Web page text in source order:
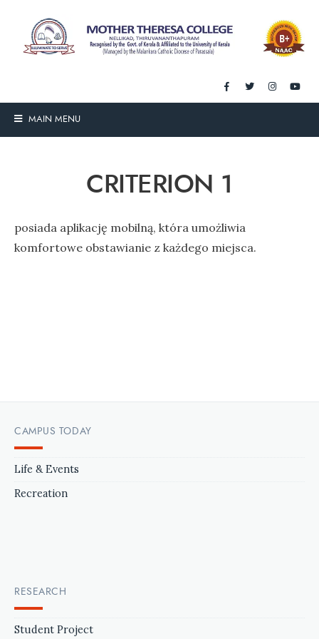
MAIN MENU
CRITERION 1
posiada aplikację mobilną, która umożliwia
komfortowe obstawianie z każdego miejsca.
CAMPUS TODAY
Life & Events
Recreation
RESEARCH
Student Project